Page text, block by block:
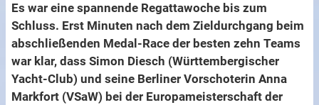
Es war eine spannende Regattawoche bis zum
Schluss. Erst Minuten nach dem Zieldurchgang beim
abschließenden Medal-Race der besten zehn Teams
war klar, dass Simon Diesch (Württembergischer
Yacht-Club) und seine Berliner Vorschoterin Anna
Markfort (VSaW) bei der Europameisterschaft der